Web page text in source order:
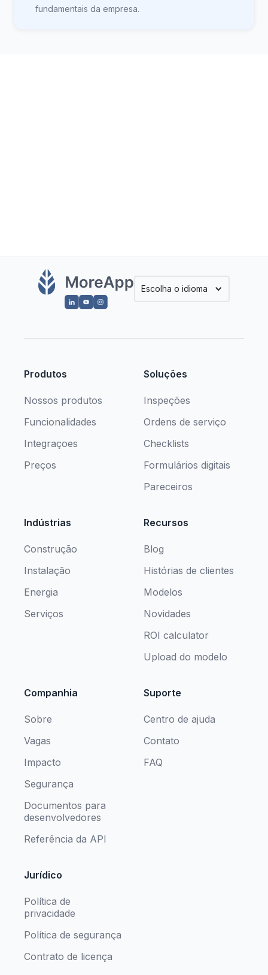
fundamentais da empresa.
Escolha o idioma
Produtos
Nossos produtos
Funcionalidades
Integraçoes
Preços
Soluções
Inspeções
Ordens de serviço
Checklists
Formulários digitais
Pareceiros
Indústrias
Construção
Instalação
Energia
Serviços
Recursos
Blog
Histórias de clientes
Modelos
Novidades
ROI calculator
Upload do modelo
Companhia
Sobre
Vagas
Impacto
Segurança
Documentos para
desenvolvedores
Referência da API
Suporte
Centro de ajuda
Contato
FAQ
Jurídico
Política de
privacidade
Política de segurança
Contrato de licença